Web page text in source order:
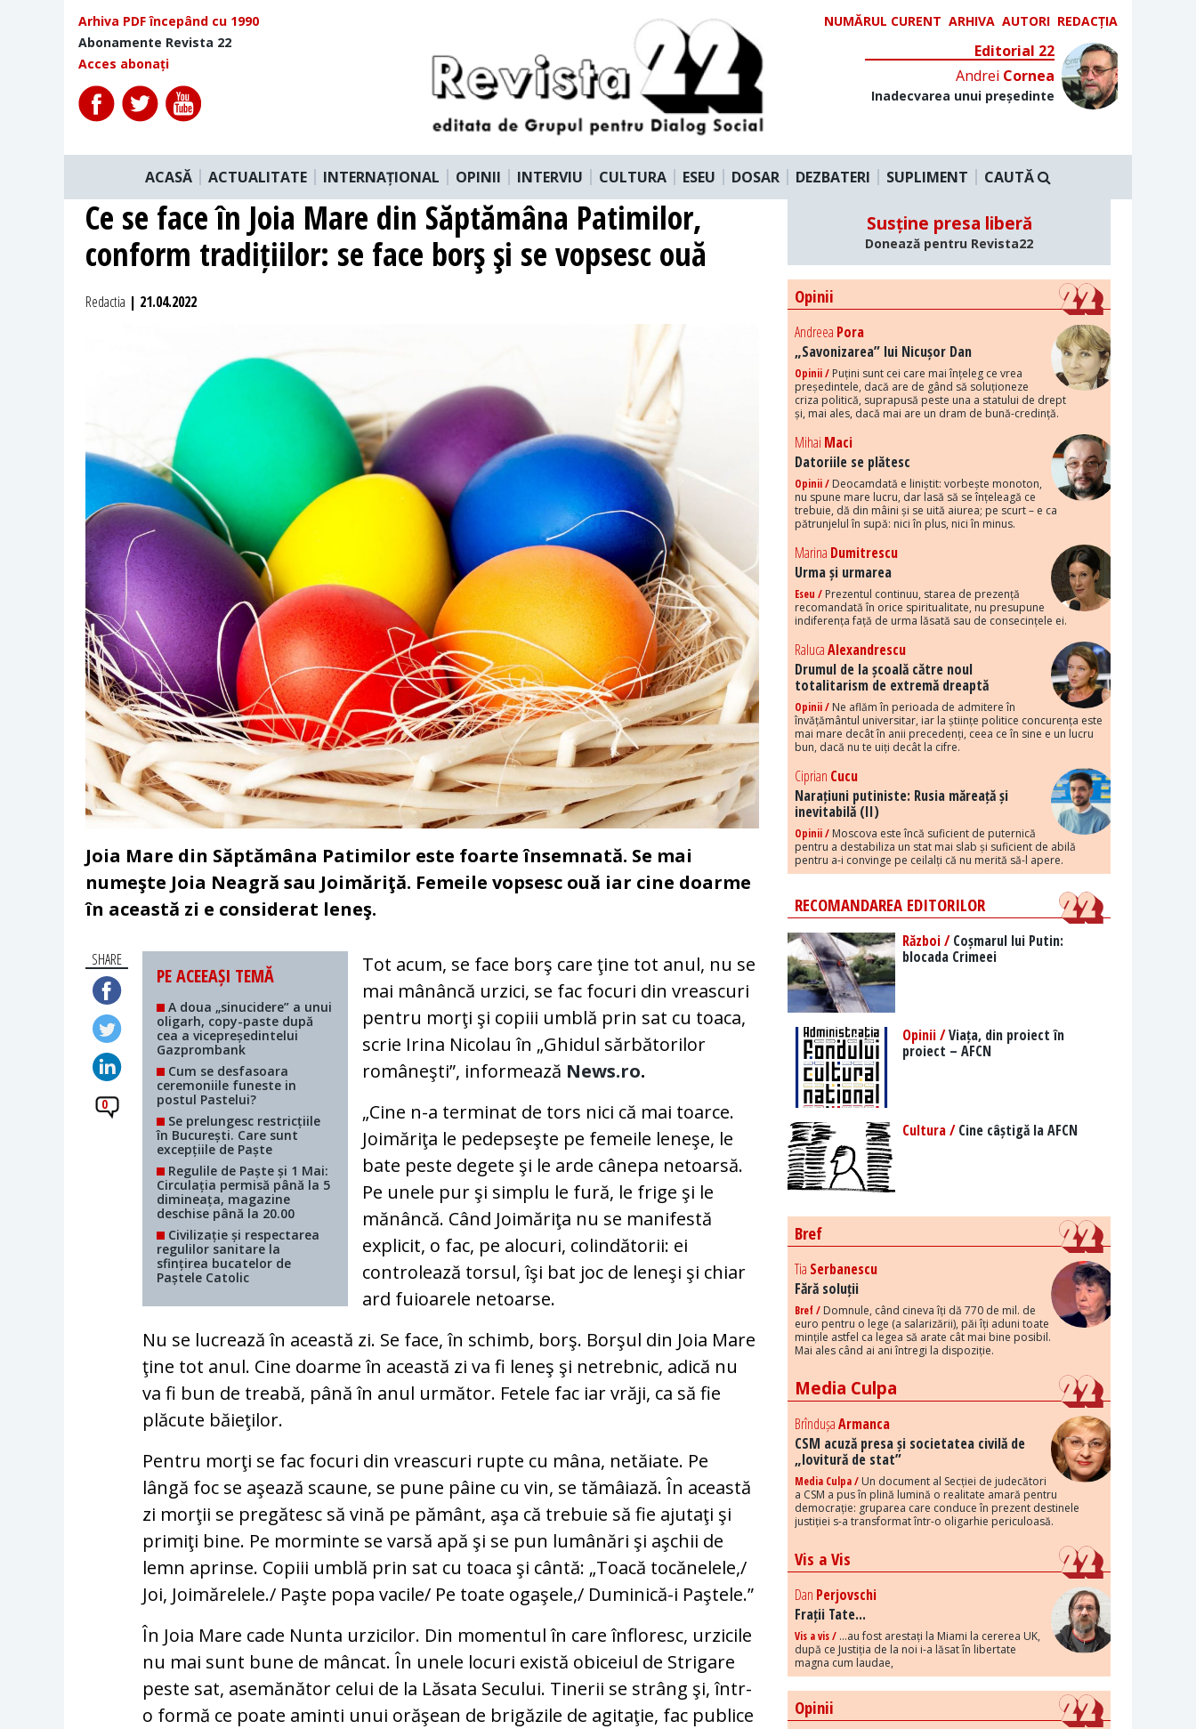
Arhiva PDF începând cu 1990
Abonamente Revista 22
Acces abonați
NUMĂRUL CURENT ARHIVA AUTORI REDACȚIA
Editorial 22
Andrei Cornea
Inadecvarea unui președinte
ACASĂ ACTUALITATE INTERNAȚIONAL OPINII INTERVIU CULTURA ESEU DOSAR DEZBATERI SUPLIMENT CAUTĂ
Ce se face în Joia Mare din Săptămâna Patimilor,
conform tradițiilor: se face borş şi se vopsesc ouă
Redactia | 21.04.2022
Joia Mare din Săptămâna Patimilor este foarte însemnată. Se mai
numeşte Joia Neagră sau Joimăriţă. Femeile vopsesc ouă iar cine doarme
în această zi e considerat leneş.
SHARE
0
PE ACEEAȘI TEMĂ
A doua „sinucidere” a unui
oligarh, copy-paste după
cea a vicepreședintelui
Gazprombank
Cum se desfasoara
ceremoniile funeste in
postul Pastelui?
Se prelungesc restricțiile
în București. Care sunt
excepțiile de Paște
Regulile de Paște și 1 Mai:
Circulația permisă până la 5
dimineața, magazine
deschise până la 20.00
Civilizație și respectarea
regulilor sanitare la
sfințirea bucatelor de
Paștele Catolic
Tot acum, se face borş care ţine tot anul, nu se
mai mânâncă urzici, se fac focuri din vreascuri
pentru morţi şi copiii umblă prin sat cu toaca,
scrie Irina Nicolau în „Ghidul sărbătorilor
româneşti”, informează News.ro.
„Cine n-a terminat de tors nici că mai toarce.
Joimăriţa le pedepseşte pe femeile leneşe, le
bate peste degete şi le arde cânepa netoarsă.
Pe unele pur şi simplu le fură, le frige şi le
mănâncă. Când Joimăriţa nu se manifestă
explicit, o fac, pe alocuri, colindătorii: ei
controlează torsul, îşi bat joc de leneşi şi chiar
ard fuioarele netoarse.
Nu se lucrează în această zi. Se face, în schimb, borş. Borşul din Joia Mare
ţine tot anul. Cine doarme în această zi va fi leneş şi netrebnic, adică nu
va fi bun de treabă, până în anul următor. Fetele fac iar vrăji, ca să fie
plăcute băieţilor.
Pentru morţi se fac focuri din vreascuri rupte cu mâna, netăiate. Pe
lângă foc se aşează scaune, se pune pâine cu vin, se tămâiază. În această
zi morţii se pregătesc să vină pe pământ, aşa că trebuie să fie ajutaţi şi
primiţi bine. Pe morminte se varsă apă şi se pun lumânări şi aşchii de
lemn aprinse. Copiii umblă prin sat cu toaca şi cântă: „Toacă tocănelele,/
Joi, Joimărelele./ Paşte popa vacile/ Pe toate ogaşele,/ Duminică-i Paştele.”
În Joia Mare cade Nunta urzicilor. Din momentul în care înfloresc, urzicile
nu mai sunt bune de mâncat. În unele locuri există obiceiul de Strigare
peste sat, asemănător celui de la Lăsata Secului. Tinerii se strâng şi, într-
o formă ce poate aminti unui orăşean de brigăzile de agitaţie, fac publice
Susține presa liberă
Donează pentru Revista22
Opinii
Andreea Pora
„Savonizarea” lui Nicușor Dan
Opinii / Puțini sunt cei care mai înțeleg ce vrea
președintele, dacă are de gând să soluționeze
criza politică, suprapusă peste una a statului de drept
și, mai ales, dacă mai are un dram de bună-credință.
Mihai Maci
Datoriile se plătesc
Opinii / Deocamdată e liniștit: vorbește monoton,
nu spune mare lucru, dar lasă să se înțeleagă ce
trebuie, dă din mâini și se uită aiurea; pe scurt – e ca
pătrunjelul în supă: nici în plus, nici în minus.
Marina Dumitrescu
Urma și urmarea
Eseu / Prezentul continuu, starea de prezență
recomandată în orice spiritualitate, nu presupune
indiferența față de urma lăsată sau de consecințele ei.
RalucaAlexandrescu
Drumul de la școală către noul
totalitarism de extremă dreaptă
Opinii / Ne aflăm în perioada de admitere în
învățământul universitar, iar la științe politice concurența este
mai mare decât în anii precedenți, ceea ce în sine e un lucru
bun, dacă nu te uiți decât la cifre.
Ciprian Cucu
Narațiuni putiniste: Rusia măreață și
inevitabilă (II)
Opinii / Moscova este încă suficient de puternică
pentru a destabiliza un stat mai slab și suficient de abilă
pentru a-i convinge pe ceilalți că nu merită să-l apere.
RECOMANDAREA EDITORILOR
Război /Coșmarul lui Putin:
blocada Crimeei
Opinii /Viața, din proiect în
proiect – AFCN
Cultura /Cine câștigă la AFCN
Bref
Tia Serbanescu
Fără soluții
Bref / Domnule, când cineva îți dă 770 de mil. de
euro pentru o lege (a salarizării), păi îți aduni toate
mințile astfel ca legea să arate cât mai bine posibil.
Mai ales când ai ani întregi la dispoziție.
Media Culpa
BrîndușaArmanca
CSM acuză presa și societatea civilă de
„lovitură de stat”
Media Culpa / Un document al Secției de judecători
a CSM a pus în plină lumină o realitate amară pentru
democrație: gruparea care conduce în prezent destinele
justiției s-a transformat într-o oligarhie periculoasă.
Vis a Vis
Dan Perjovschi
Frații Tate...
Vis a vis / ...au fost arestați la Miami la cererea UK,
după ce Justiția de la noi i-a lăsat în libertate
magna cum laudae,
Opinii